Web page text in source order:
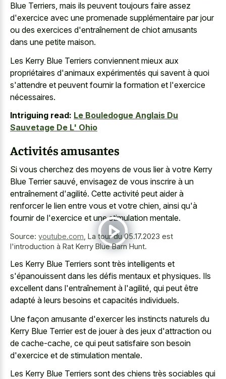
Blue Terriers, mais ils peuvent toujours faire assez
d'exercice avec une promenade supplémentaire par jour
ou des exercices d'entraînement de chiot amusants
dans une petite maison.
Les Kerry Blue Terriers conviennent mieux aux
propriétaires d'animaux expérimentés qui savent à quoi
s'attendre et peuvent fournir la formation et l'exercice
nécessaires.
Intriguing read: Le Bouledogue Anglais Du
Sauvetage De L' Ohio
Activités amusantes
Si vous cherchez des moyens de vous lier à votre Kerry
Blue Terrier sauvé, envisagez de vous inscrire à un
entraînement d'agilité. Cette activité peut aider à
renforcer le lien entre vous et votre chien, ainsi qu'à
fournir de l'exercice et une stimulation mentale.
Source: youtube.com La tour du 05.17.2023 est
l'introduction à Rat Kerry Blue Barn Hunt.
Les Kerry Blue Terriers sont très intelligents et
s'épanouissent dans les défis mentaux et physiques. Ils
excellent dans l'entraînement à l'agilité, qui peut être
adapté à leurs besoins et capacités individuels.
Une façon amusante d'exercer les instincts naturels du
Kerry Blue Terrier est de jouer à des jeux d'attraction ou
de cache-cache, ce qui peut satisfaire son besoin
d'exercice et de stimulation mentale.
Les Kerry Blue Terriers sont des chiens très sociables qui